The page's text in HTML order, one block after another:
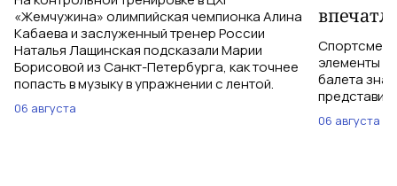
«Жемчужина» олимпийская чемпионка Алина
Кабаева и заслуженный тренер России
Наталья Лащинская подсказали Марии
Борисовой из Санкт-Петербурга, как точнее
попасть в музыку в упражнении с лентой.
06 августа
элементы
балета
06 августа